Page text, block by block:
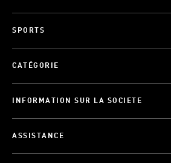
SPORTS
CATÉGORIE
INFORMATION SUR LA SOCIETE
ASSISTANCE